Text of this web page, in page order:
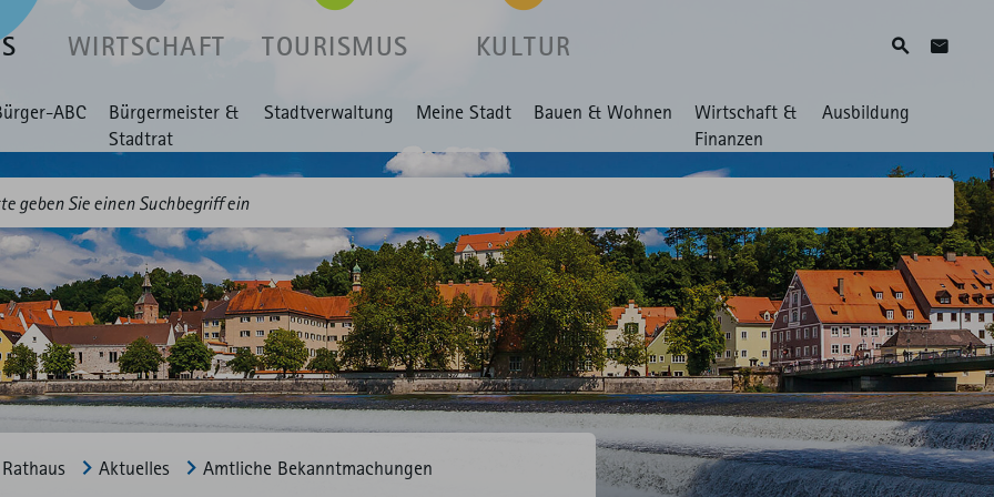
WIRTSCHAFT TOURISMUS KULTUR SucheZum
ABC
Bürgermeister &
Stadtrat
Stadtverwaltung Meine Stadt Bauen & Wohnen
Wirtschaft &
Finanzen
Ausbildung
Rathaus Aktuelles Amtliche Bekannt­machungen